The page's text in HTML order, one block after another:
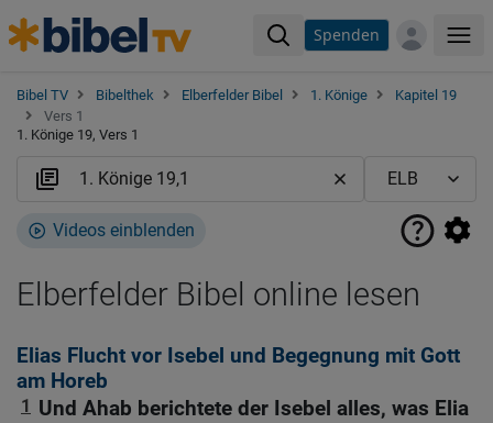
Spenden
Bibel TV Bibelthek Elberfelder Bibel 1. Könige
Kapitel 19
Vers 1
1. Könige 19, Vers 1
Videos einblenden
Elberfelder Bibel online lesen
Elias Flucht vor Isebel und Begegnung mit Gott
am Horeb
1
Und Ahab berichtete der Isebel alles, was Elia